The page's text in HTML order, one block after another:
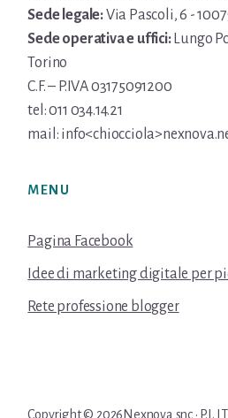
Sede legale:Via Pascoli, 6 -
Sede operativa e uffici:Lungo
Torino
C.F. – P.IVA 03175091200
tel: 011 034.14.21
mail:
MENU
Pagina Facebook
Idee di marketing digitale per
Rete professione blogger
Copyright © 2026Nexnova snc · P.I.